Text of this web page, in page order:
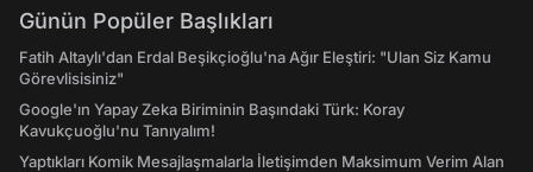
Günün Popüler Başlıkları
Fatih Altaylı'dan Erdal Beşikçioğlu'na Ağır Eleştiri: "Ulan Siz Kamu
Görevlisisiniz"
Google'ın Yapay Zeka Biriminin Başındaki Türk: Koray
Kavukçuoğlu'nu Tanıyalım!
Yaptıkları Komik Mesajlaşmalarla İletişimden Maksimum Verim Alan